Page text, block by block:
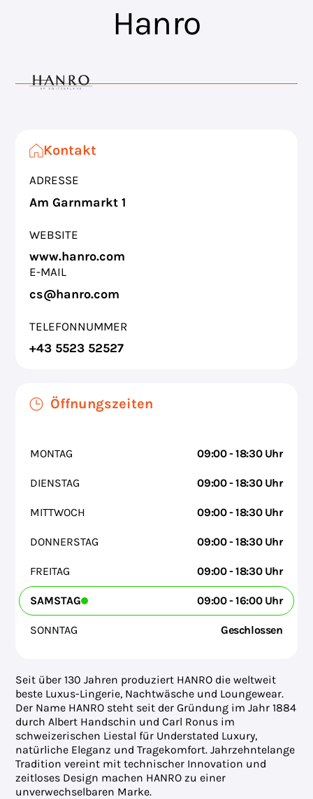
Hanro
Kontakt
ADRESSE
Am Garnmarkt 1
WEBSITE
www.hanro.com
E-MAIL
cs@hanro.com
TELEFONNUMMER
+43 5523 52527
Öffnungszeiten
MONTAG 09:00 - 18:30 Uhr
DIENSTAG 09:00 - 18:30 Uhr
MITTWOCH 09:00 - 18:30 Uhr
DONNERSTAG 09:00 - 18:30 Uhr
FREITAG 09:00 - 18:30 Uhr
SAMSTAG 09:00 - 16:00 Uhr
SONNTAG Geschlossen
Seit über 130 Jahren produziert HANRO die weltweit
beste Luxus-Lingerie, Nachtwäsche und Loungewear.
Der Name HANRO steht seit der Gründung im Jahr 1884
durch Albert Handschin und Carl Ronus im
schweizerischen Liestal für Understated Luxury,
natürliche Eleganz und Tragekomfort. Jahrzehntelange
Tradition vereint mit technischer Innovation und
zeitloses Design machen HANRO zu einer
unverwechselbaren Marke.